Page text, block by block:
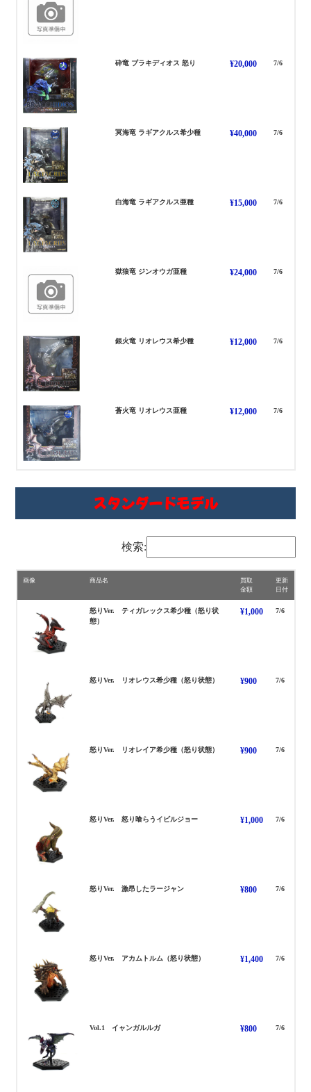
砕竜 ブラキディオス 怒り ぶらきでぃおす いかり
¥20,000 7/6
冥海竜 ラギアクルス希少種らぎあくるす きしょうしゅ
¥40,000 7/6
白海竜 ラギアクルス亜種らぎあくるす あしゅ
¥15,000 7/6
獄狼竜 ジンオウガ亜種じんおうが あしゅ
¥24,000 7/6
銀火竜 リオレウス希少種りおれうす きしょうしゅ
¥12,000 7/6
蒼火竜 リオレウス亜種りおれうす あしゅ
¥12,000 7/6
スタンダードモデル
検索:
画像 商品名
買取
金額
更新
日付
怒りVer. ティガレックス希少種（怒り状
態）
¥1,000 7/6
怒りVer. リオレウス希少種（怒り状態） りおれうすきしょうしゅ い
¥900 7/6
怒りVer. リオレイア希少種（怒り状態） りおれいあきしょうしゅ い
¥900 7/6
怒りVer. 怒り喰らうイビルジョーいかりくらういびるじょー いかり
¥1,000 7/6
怒りVer. 激昂したラージャンげきこう らーじゃん いかり
¥800 7/6
怒りVer. アカムトルム（怒り状態） あかむとるむ いかり
¥1,400 7/6
Vol.1 イャンガルルガいゃんがるるが ¥800 7/6